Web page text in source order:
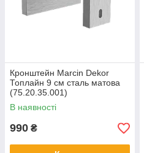
Кронштейн Marcin Dekor
Топлайн 9 см сталь матова
(75.20.35.001)
В наявності
990 ₴